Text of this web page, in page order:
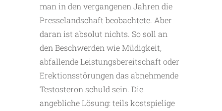
man in den vergangenen Jahren die
Presselandschaft beobachtete. Aber
daran ist absolut nichts. So soll an
den Beschwerden wie Müdigkeit,
abfallende Leistungsbereitschaft oder
Erektionsstörungen das abnehmende
Testosteron schuld sein. Die
angebliche Lösung: teils kostspielige